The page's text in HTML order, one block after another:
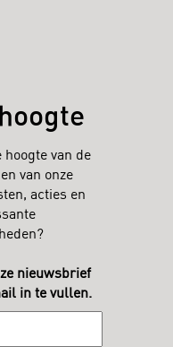
van de
van onze
acties en
nieuwsbrief
in te vullen.